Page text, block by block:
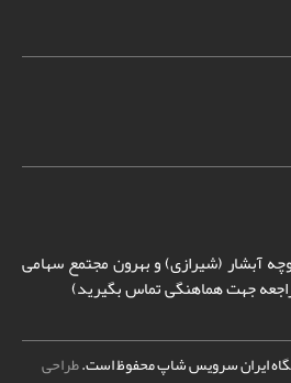
آبشار (شیرازی) و بهرون مجتمع سهامی
ایران سرویس شاپ محفوظ است.طراحی